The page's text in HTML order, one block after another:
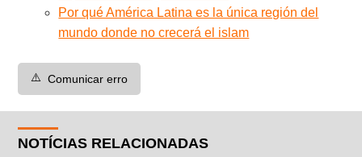
Por qué América Latina es la única región del
mundo donde no crecerá el islam
⚠️ Comunicar erro
NOTÍCIAS RELACIONADAS